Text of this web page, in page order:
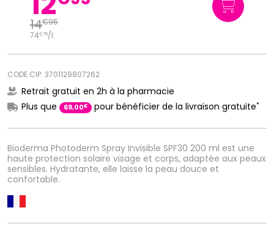
Bioderma Photoderm Spray Invisible SPF30 200 ml est une
haute protection solaire visage et corps, adaptée aux peaux
sensibles. Hydratante, elle laisse la peau douce et
confortable.
14€95
74€75/l.
CODE CIP: 3701129807262
Retrait gratuit en 2h à la pharmacie
Plus que
69,00€ pour bénéficier de la livraison gratuite*